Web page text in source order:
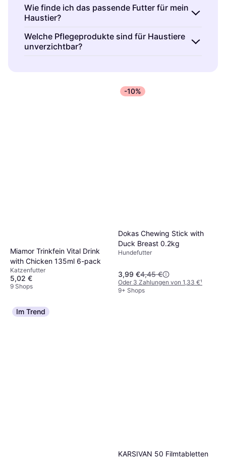
Miamor Trinkfein Vital Drink
with Chicken 135ml 6-pack
Katzenfutter
5,02 €
9 Shops
-10%
Dokas Chewing Stick with
Duck Breast 0.2kg
Hundefutter
3,99 €4,45 €
Oder 3 Zahlungen von 1,33 €¹
9+ Shops
Im Trend
KARSIVAN 50 Filmtabletten
Zubehör für Haustiere ist wichtig für Komfort
und Sicherheit. Achte auf Materialqualität,
Größe und Funktionalität. Ein gutes Zubehör
sollte langlebig und einfach zu reinigen sein.
Überlege, welche besonderen Bedürfnisse
Wie finde ich das passende Futter für mein
Haustier?
Haustiere benötigen spezielles Futter je nach
Art und Alter. Achte auf Inhaltsstoffe und
Nährwertangaben. Wähle ein Futter, das den
einen Tierarzt, um die beste Wahl zu treffen.
Welche Pflegeprodukte sind für Haustiere
unverzichtbar?
Shampoo, Bürsten und Zahnpflegeartikel.